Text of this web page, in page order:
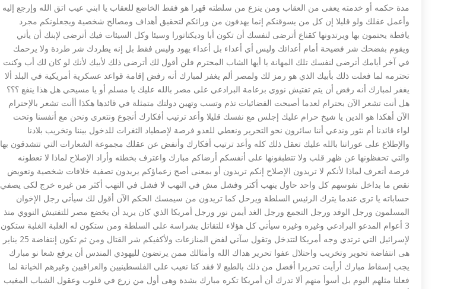
مدة حكمه أو خدمته يعفى من العقاب ومن ينزع من سلطته قهرا هو فقط الخاضع للعقاب يا ابني عيب اتق الله وإرجع إليه
وأعمل عقلك ولو قليلا إن كل من يسوقنكم إنما يهدفون من ورائكم لتحقيق أهداف ومصالح شخصية ويجعلونكم مجرد
يافطة يحتمون بها ويرتدونها كقناع أترضى لنفسك أن تكون أبا وديكتاتورا وسيئا وكل السيئات فيك أترضى لإبنك أن يأتي
ويقوم بفضحك شر فضيحة أمام أعدائك وليس أي أعداء بل أعداء يهود وليس فقط بل إنه يطردك شر طردة ولا يرحمك
في آخر أيامك أترضى لنفسك تلك المهانة يا أيها الشاب المحترم فلن أقول لك أترضى ذلك لأبيك لأنك لو كان لك أب وكنت
تحترمه لما فعلت ذلك بأبيك الذي هو رمز لك ولمصر ألم يغفر لمبارك أنه رفض إقامة قواعد عسكرية أمريكية في البلد ألا
يغفر لمبارك أنه رفض أن يتم تفتيش نووي بزعامة البرادعي على مصر بالله عليك يا مسلم أو يا مسيحي هل هذا ينفع ؟؟؟
هل أنت تشعر الآن بحترام لعدما أصبحت الفضائيات تذم وتسب وتهين دولتك متمثلة في قائدها هكذا أأنت تشعر بالإحترام
الآن أهكذا هو الدين يا شيخ حرام عليك إجلس مع نفسك قليلا وأعد ترتيب أفكارك أنجوع ونتعرى ونحن مع أنفسنا وتحت
لواء قائدنا أم نثور وندعي أننا سائرون نحو التحرير ونعطي للعدو فرصة لإصطياد الثغرات للدخول بيننا وتخريب بلادنا
والإطلاع على عوراتنا بالله عليك تعقل ذلك كله وأعد ترتيب أفكارك وأنفض عن عقلك مجموعة الشعارات التي تتشدقون بها
والتي تحفظونها عن ظهر قلب ولا تتطبقونها على أنفسكم أرضاكم مبارك واعترف بخطئه وأراد الإصلاح لماذا لا تعطونه
فرصة أتعرف لماذا لأنكم لا تريدون الإصلاح إنكم تريدون أو بمعنى أصح زعماؤكم يريدون تصفية خلافات شخصية وتعويض
نقص ما بداخل نفوسهم كل واحد حاول ينهب أكتر وفشل مش في النهب لا فشل في النهب أكثر من غيره خرج لكى يصفي
حساباته يا ترى عندما يترك الرئيس السلطة ويرحل كما تريدون من سيمسك الحكم الآن أقول لك سيأتي رجل الإخوان
المسلمون ورجل الوفد ورجل التجمع ورجل الغد أيمن نور ورجل أمريكا الذي كان يريد أن يخضع مصر للتفتيش النووي منذ
3 أعوام المدعو البرادعي وغيره وغيره سيأتي كل هؤلاء للتقاتل بشراسة على السلطة ومن ستكون له الغلبة الغلبة ستكون
لإسرائيل التي ترتدي وجه أمريكا لتتدخل وتقول سآتي لفض المنازعات ولأكفيكم شر القتال ومن ثم تكون إنتفاضة 25 يناير
هى انتفاضة تحوير وتخريب واحتلال عفوا تحرير هداك الله وأمثالك ممن يرتضون لليهودي المندس أن يرفع شعا نو مبارك
يجب إسقاط مبارك أرأيت تحريرا أفضل من ذلك بالطبع لا فقد كنا نعيب على الفلسطينيين والعراقيين وغيرهم الخيانة لما
فعلنا مثلهم اليوم بل أسوأ منهم ألا تدرك أن أمريكا تكره مبارك بشدة وهى أول من زرع في قلوب وعقول الشباب المغيب